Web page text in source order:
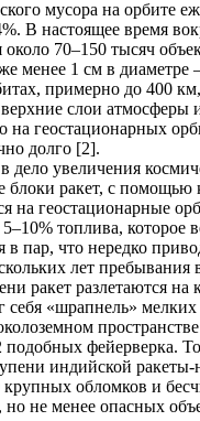
мусора на орбите
В настоящее время
70–150 тысяч
менее 1 см в
примерно до 400
слои атмосферы
на геостационарных
долго [2].
увеличения
блоки ракет, с помощью
на геостационарные
топлива, которое
в пар, что нередко
лет пребывания
ракет разлетаются на
себя «шрапнель» мелких
подобных фейерверка.
индийской ракеты-
обломков и
но не менее опасных